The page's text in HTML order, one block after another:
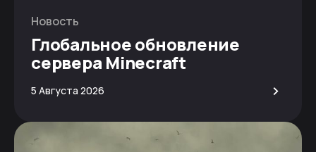
Новость
Глобальное обновление
сервера Minecraft
5 Августа 2026 >